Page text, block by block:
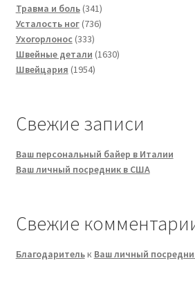
Травма и боль 341341
товар
Усталость ног 736736
Ухогорлонос 333333
товара
Швейные детали 16301630
Швейцария 19541954
Свежие записи
Ваш персональный байер в Италии
Ваш личный посредник в США
Свежие
Благодарительк Ваш личный